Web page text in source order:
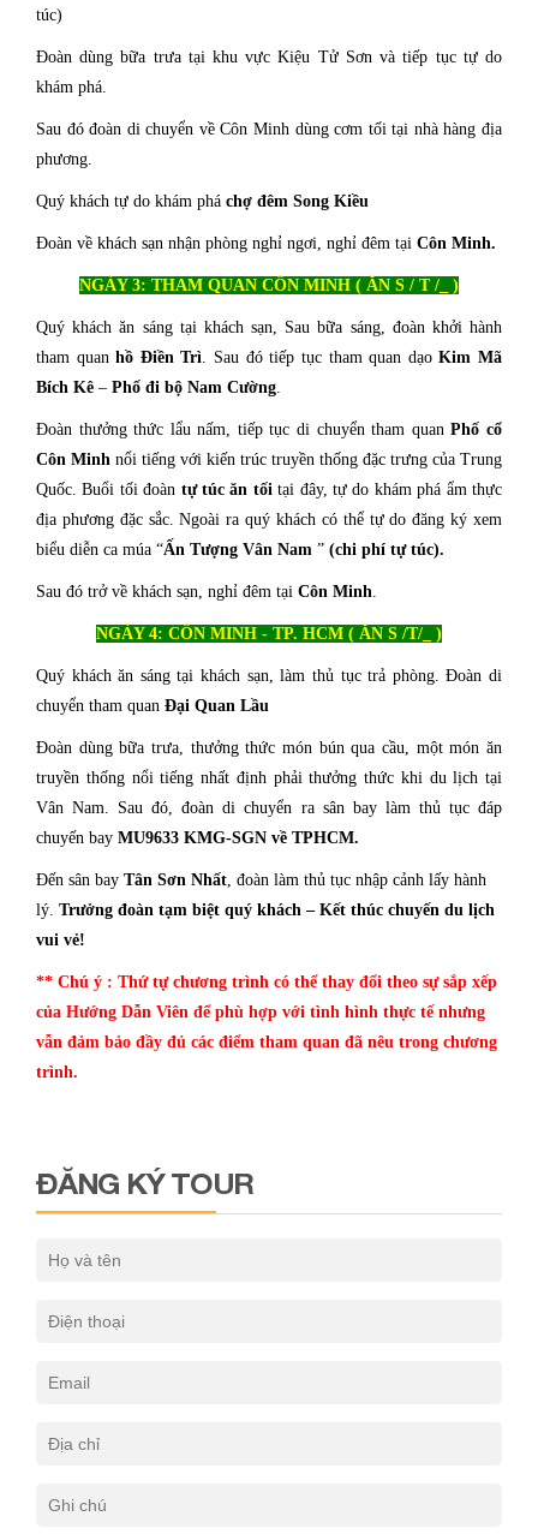
túc)
Đoàn dùng bữa trưa tại khu vực Kiệu Tử Sơn và tiếp tục tự do
khám phá.
Sau đó đoàn di chuyển về Côn Minh dùng cơm tối tại nhà hàng địa
phương.
Quý khách tự do khám phá chợ đêm Song Kiều
Đoàn về khách sạn nhận phòng nghỉ ngơi, nghỉ đêm tại Côn Minh.
NGÀY 3: THAM QUAN CÔN MINH ( ĂN S / T /_ )
Quý khách ăn sáng tại khách sạn, Sau bữa sáng, đoàn khởi hành
tham quanhồ Điền Trì. Sau đó tiếp tục tham quan dạoKim Mã
Bích Kê – Phố đi bộ Nam Cường.
Đoàn thưởng thức lẩu nấm, tiếp tục di chuyển tham quanPhố cổ
Côn Minh nổi tiếng với kiến trúc truyền thống đặc trưng của Trung
Quốc. Buổi tối đoàn tự túc ăn tốitại đây, tự do khám phá ẩm thực
địa phương đặc sắc. Ngoài ra quý khách có thể tự do đăng ký xem
biểu diễn ca múa “Ấn Tượng Vân Nam ” (chi phí tự túc).
Sau đó trở về khách sạn, nghỉ đêm tại Côn Minh.
NGÀY 4: CÔN MINH - TP. HCM ( ĂN S /T/_ )
Quý khách ăn sáng tại khách sạn, làm thủ tục trả phòng. Đoàn di
chuyển tham quan Đại Quan Lầu
Đoàn dùng bữa trưa, thưởng thức món bún qua cầu, một món ăn
truyền thống nổi tiếng nhất định phải thưởng thức khi du lịch tại
Vân Nam. Sau đó, đoàn di chuyển ra sân bay làm thủ tục đáp
chuyến bay MU9633 KMG-SGN về TPHCM.
Đến sân bay Tân Sơn Nhất, đoàn làm thủ tục nhập cảnh lấy hành
lý. Trưởng đoàn tạm biệt quý khách – Kết thúc chuyến du lịch
vui vẻ!
** Chú ý : Thứ tự chương trình có thể thay đổi theo sự sắp xếp
của Hướng Dẫn Viên để phù hợp với tình hình thực tế nhưng
vẫn đảm bảo đầy đủ các điểm tham quan đã nêu trong chương
trình.
ĐĂNG KÝ TOUR